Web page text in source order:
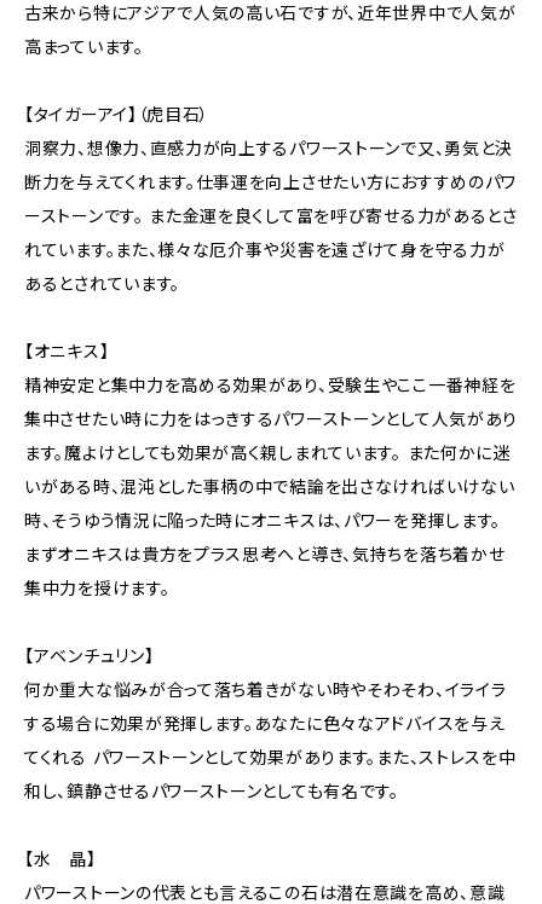
古来から特にアジアで人気の高い石ですが、近年世界中で人気が
高まっています。
【タイガーアイ】（虎目石）
洞察力、想像力、直感力が向上するパワーストーンで又、勇気と決
断力を与えてくれます。仕事運を向上させたい方におすすめのパワ
ーストーンです。 また金運を良くして富を呼び寄せる力があるとさ
れています。また、様々な厄介事や災害を遠ざけて身を守る力が
あるとされています。
【オニキス】
精神安定と集中力を高める効果があり、受験生やここ一番神経を
集中させたい時に力をはっきするパワーストーンとして人気があり
ます。魔よけとしても効果が高く親しまれています。 また何かに迷
いがある時、混沌とした事柄の中で結論を出さなければいけない
時、そうゆう情況に陥った時にオニキスは、パワーを発揮します。
まずオニキスは貴方をプラス思考へと導き、気持ちを落ち着かせ
集中力を授けます。
【アベンチュリン】
何か重大な悩みが合って落ち着きがない時やそわそわ、イライラ
する場合に効果が発揮します。あなたに色々なアドバイスを与え
てくれる パワーストーンとして効果があります。また、ストレスを中
和し、鎮静させるパワーストーンとしても有名です。
【水 晶】
パワーストーンの代表とも言えるこの石は潜在意識を高め、意識